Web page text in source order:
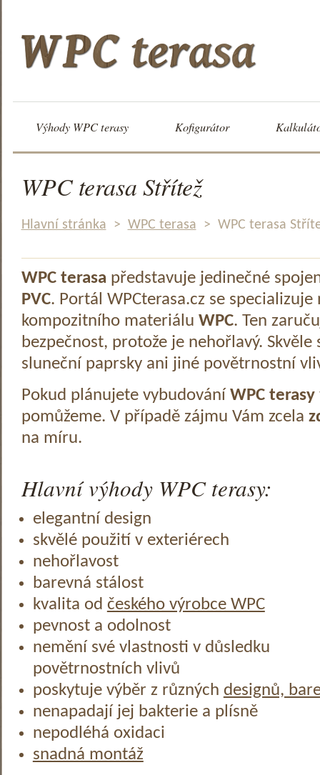
Výhody WPC terasy Kofigurátor
WPC terasa Střítež
Hlavní stránka > WPC terasa > WPC terasa
WPC terasa představuje jedinečné
PVC. Portál WPCterasa.cz se specializuje
kompozitního materiálu WPC. Ten
bezpečnost, protože je nehořlavý.
sluneční paprsky ani jiné povětrnostní
Pokud plánujete vybudování WPC terasy
pomůžeme. V případě zájmu Vám zcela
na míru.
Hlavní výhody WPC terasy:
elegantní design
skvělé použití v exteriérech
nehořlavost
barevná stálost
kvalita od českého výrobce WPC
pevnost a odolnost
nemění své vlastnosti v důsledku
povětrnostních vlivů
poskytuje výběr z různých designů,
nenapadají jej bakterie a plísně
nepodléhá oxidaci
snadná montáž